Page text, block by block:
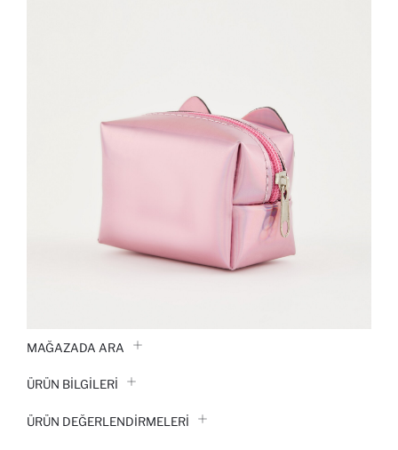
MAĞAZADA ARA
ÜRÜN BILGILERI
ÜRÜN DEĞERLENDİRMELERİ